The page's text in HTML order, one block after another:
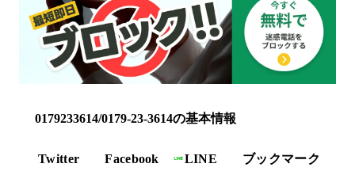
0179233614/0179-23-3614の基本情報
Twitter Facebook LINE
ブックマーク